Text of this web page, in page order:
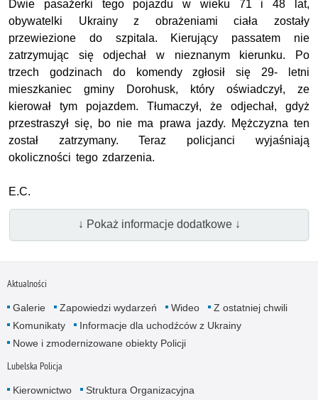
Dwie pasażerki tego pojazdu w wieku 71 i 48 lat,
obywatelki Ukrainy z obrażeniami ciała zostały
przewiezione do szpitala. Kierujący passatem nie
zatrzymując się odjechał w nieznanym kierunku. Po
trzech godzinach do komendy zgłosił się 29- letni
mieszkaniec gminy Dorohusk, który oświadczył, ze
kierował tym pojazdem. Tłumaczył, że odjechał, gdyż
przestraszył się, bo nie ma prawa jazdy. Mężczyzna ten
został zatrzymany. Teraz policjanci wyjaśniają
okoliczności tego zdarzenia.
E.C.
↓ Pokaż informacje dodatkowe ↓
Aktualności
Galerie Zapowiedzi wydarzeń Wideo
Z ostatniej chwili
Komunikaty
Informacje dla uchodźców z Ukrainy
Nowe i zmodernizowane obiekty Policji
Lubelska Policja
Kierownictwo
Struktura Organizacyjna